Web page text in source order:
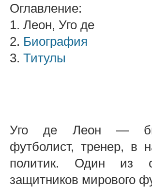
Оглавление:
1. Леон, Уго де
2. Биография
3. Титулы
Уго де Леон —
футболист, тренер, в
политик. Один из
защитников мирового